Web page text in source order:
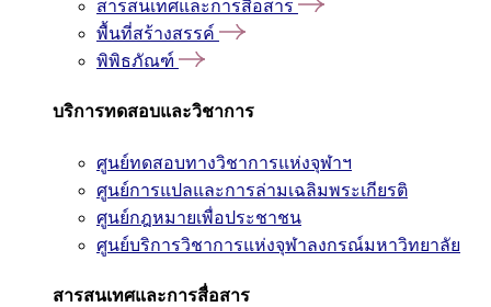
สารสนเทศและการสื่อสาร
พื้นที่สร้างสรรค์
พิพิธภัณฑ์
บริการทดสอบและวิชาการ
ศูนย์ทดสอบทางวิชาการแห่งจุฬาฯ
ศูนย์การแปลและการล่ามเฉลิมพระเกียรติ
ศูนย์กฎหมายเพื่อประชาชน
ศูนย์บริการวิชาการแห่งจุฬาลงกรณ์มหาวิทยาลัย
สารสนเทศและการสื่อสาร